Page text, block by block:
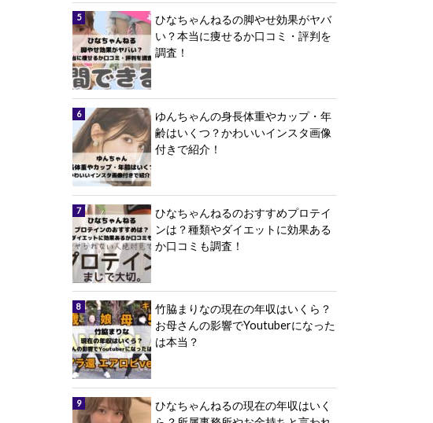
ひなちゃんねるの脚やせ効果がヤバ
い？本当に痩せるか口コミ・評判を
調査！
ゆんちゃんの身長体重やカップ・年
齢はいくつ？かわいいインスタ画像
付きで紹介！
ひなちゃんねるのおすすめプロテイ
ンは？種類やダイエットに効果ある
か口コミも調査！
竹脇まりなの現在の年収はいくら？
お母さんの影響でYoutuberになった
は本当？
ひなちゃんねるの現在の年収はいく